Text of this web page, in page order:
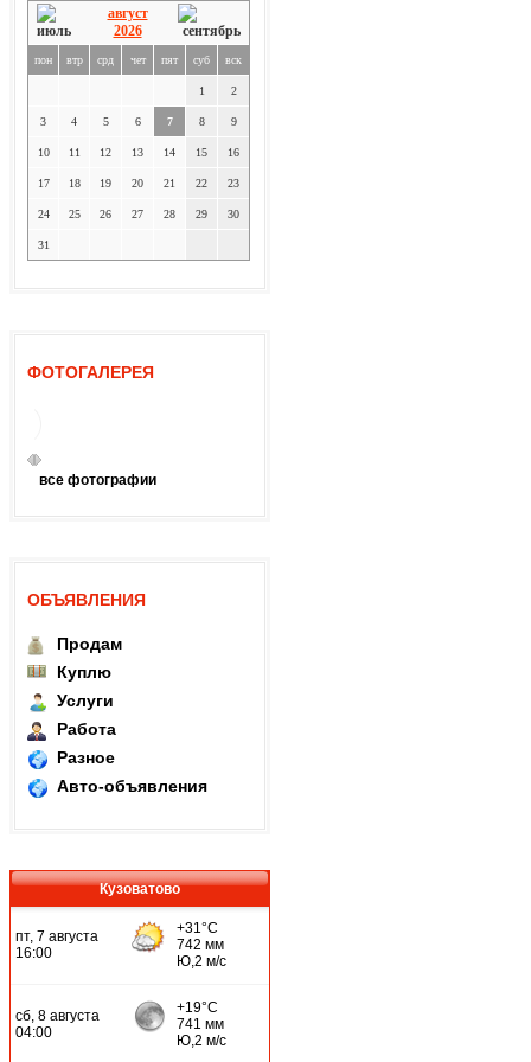
август
2026
пон втр срд чет пят суб вск
1 2
3 4 5 6 7 8 9
10 11 12 13 14 15 16
17 18 19 20 21 22 23
24 25 26 27 28 29 30
31
ФОТОГАЛЕРЕЯ
все фотографии
ОБЪЯВЛЕНИЯ
Продам
Куплю
Услуги
Работа
Разное
Авто-объявления
Кузоватово